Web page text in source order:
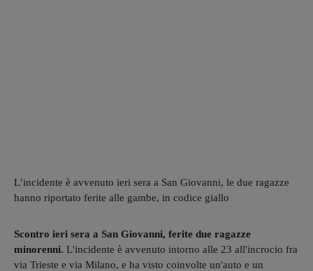
L’incidente è avvenuto ieri sera a San Giovanni, le due ragazze
hanno riportato ferite alle gambe, in codice giallo
Scontro ieri sera a San Giovanni, ferite due ragazze
minorenni. L'incidente è avvenuto intorno alle 23 all'incrocio fra
via Trieste e via Milano, e ha visto coinvolte un'auto e un